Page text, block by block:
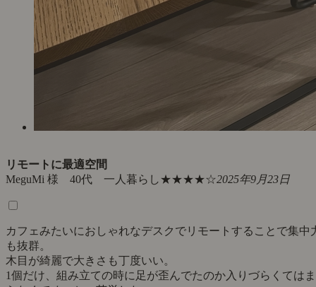
リモートに最適空間
MeguMi 様 40代 一人暮らし★★★★☆2025年9月23日
カフェみたいにおしゃれなデスクでリモートすることで集中
も抜群。
木目が綺麗で大きさも丁度いい。
1個だけ、組み立ての時に足が歪んでたのか入りづらくてはま